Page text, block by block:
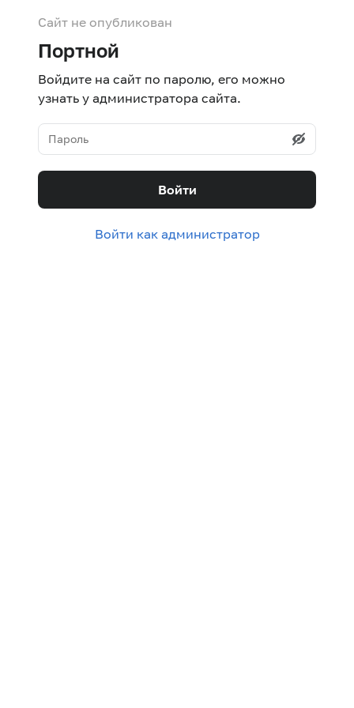
Сайт не опубликован
Портной
Войдите на сайт по паролю, его можно
узнать у администратора сайта.
Войти
Войти как администратор